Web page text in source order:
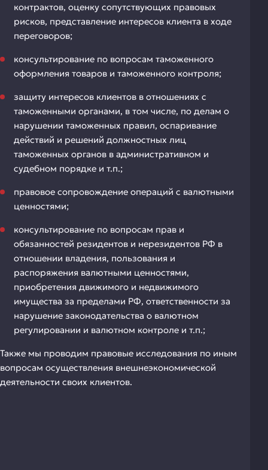
контрактов, оценку сопутствующих правовых
рисков, представление интересов клиента в ходе
переговоров;
консультирование по вопросам таможенного
оформления товаров и таможенного контроля;
защиту интересов клиентов в отношениях с
таможенными органами, в том числе, по делам о
нарушении таможенных правил, оспаривание
действий и решений должностных лиц
таможенных органов в административном и
судебном порядке и т.п.;
правовое сопровождение операций с валютными
ценностями;
консультирование по вопросам прав и
обязанностей резидентов и нерезидентов РФ в
отношении владения, пользования и
распоряжения валютными ценностями,
приобретения движимого и недвижимого
имущества за пределами РФ, ответственности за
нарушение законодательства о валютном
регулировании и валютном контроле и т.п.;
Также мы проводим правовые исследования по иным
вопросам осуществления внешнеэкономической
деятельности своих клиентов.